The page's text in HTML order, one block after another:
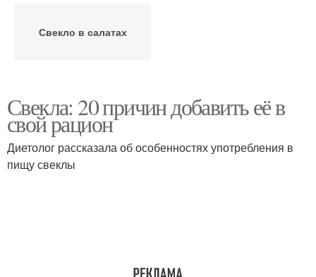
Свекло в салатах
Свекла: 20 причин добавить её в
свой рацион
Диетолог рассказала об особенностях употребления в
пищу свеклы